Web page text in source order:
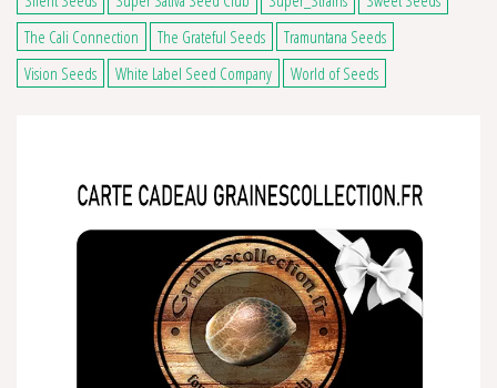
The Cali Connection
The Grateful Seeds
Tramuntana Seeds
Vision Seeds
White Label Seed Company World of Seeds